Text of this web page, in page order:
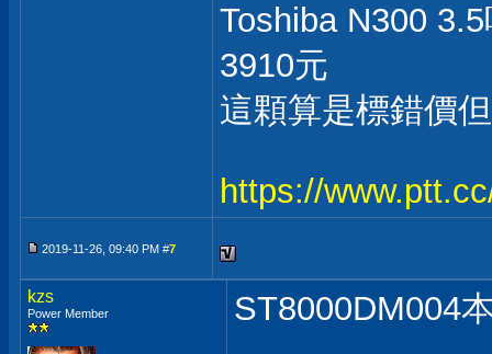
Toshiba N300
3910元
這顆算是標錯價
https://
2019-11-26, 09:40 PM #7
kzs
Power Member ST8000DM004